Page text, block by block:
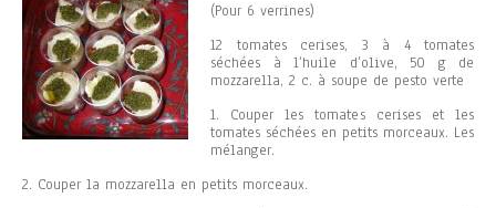
(Pour 6 verrines)
12 tomates cerises, 3 à 4 tomates
séchées à l’huile d’olive, 50 g de
mozzarella, 2 c. à soupe de pesto verte
1. Couper les tomates cerises et les
tomates séchées en petits morceaux. Les
mélanger.
2. Couper la mozzarella en petits morceaux.